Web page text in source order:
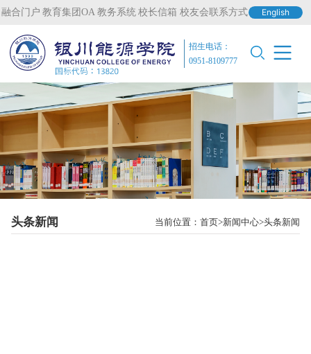
融合门户 教育集团OA 教务系统 校长信箱 校友会联系方式 English
招生电话：
0951-8109777
头条新闻 当前位置：首页 新闻中心 头条新闻